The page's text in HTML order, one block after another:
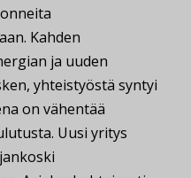
Kahden
ja uuden
yhteistyöstä syntyi
on vähentää
Uusi yritys